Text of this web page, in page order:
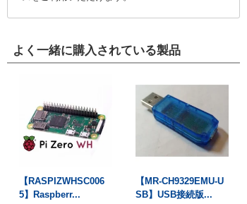
よく一緒に購入されている製品
【RASPIZWHSC006
5】Raspberr...
【MR-CH9329EMU-U
SB】USB接続版...